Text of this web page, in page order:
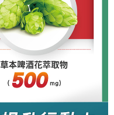
：
監護人之同意方可使用
之損失，本公司不負相關責
帳號之用戶狀況，依本公司即
之情形，本公司將視審查結果
冊。若發現惡意使用之情形，
用額度並採取法律行動。